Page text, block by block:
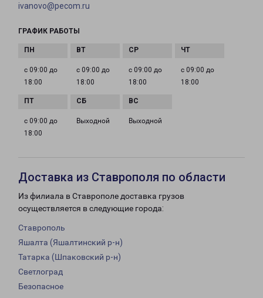
ivanovo@pecom.ru
ГРАФИК РАБОТЫ
с 09:00 до
18:00
с 09:00 до
18:00
с 09:00 до
18:00
с 09:00 до
18:00
с 09:00 до
18:00
Выходной Выходной
Доставка из Ставрополя по области
Из филиала в Ставрополе доставка грузов
осуществляется в следующие города:
Ставрополь
Яшалта (Яшалтинский р-н)
Татарка (Шпаковский р-н)
Светлоград
Безопасное